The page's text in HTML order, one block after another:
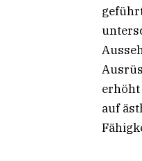
erhöht
auf